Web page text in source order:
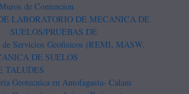
de Contencion
LABORATORIO DE MECANICA DE
SUELOS/PRUEBAS DE
de Servicios Geofisicos (REMI, MASW,
DE SUELOS
TALUDES
Geotecnica en Antofagasta- Calam